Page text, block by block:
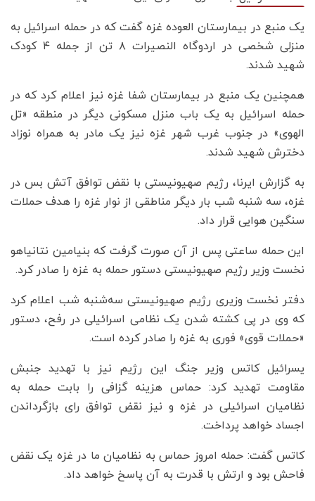
یک منبع در بیمارستان العوده غزه گفت که در حمله اسرائیل به
منزلی شخصی در اردوگاه النصیرات ۸ تن از جمله ۴ کودک
شهید شدند.
همچنین یک منبع در بیمارستان شفا غزه نیز اعلام کرد که در
حمله اسرائیل به یک باب منزل مسکونی دیگر در منطقه «تل
الهوی» در جنوب غرب شهر غزه نیز یک مادر به همراه نوزاد
دخترش شهید شدند.
به گزارش ایرنا، رژیم صهیونیستی با نقض توافق آتش بس در
غزه، سه شنبه شب بار دیگر مناطقی از نوار غزه را هدف حملات
سنگین هوایی قرار داد.
این حمله ساعتی پس از آن صورت گرفت که بنیامین نتانیاهو
نخست وزیر رژیم صهیونیستی دستور حمله به غزه را صادر کرد.
دفتر نخست وزیری رژیم صهیونیستی سه‌شنبه شب اعلام کرد
که وی در پی کشته شدن یک نظامی اسرائیلی در رفح، دستور
«حملات قوی» فوری به غزه را صادر کرده است.
یسرائیل کاتس وزیر جنگ این رژیم نیز با تهدید جنبش
مقاومت تهدید کرد: حماس هزینه گزافی را بابت حمله به
نظامیان اسرائیلی در غزه و نیز نقض توافق رای بازگرداندن
اجساد خواهد پرداخت.
کاتس گفت: حمله امروز حماس به نظامیان ما در غزه یک نقض
فاحش بود و ارتش با قدرت به آن پاسخ خواهد داد.